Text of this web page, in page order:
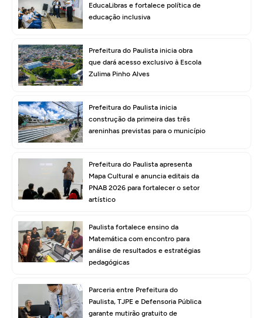
EducaLibras e fortalece política de
educação inclusiva
Prefeitura do Paulista inicia obra
que dará acesso exclusivo à Escola
Zulima Pinho Alves
Prefeitura do Paulista inicia
construção da primeira das três
areninhas previstas para o município
Prefeitura do Paulista apresenta
Mapa Cultural e anuncia editais da
PNAB 2026 para fortalecer o setor
artístico
Paulista fortalece ensino da
Matemática com encontro para
análise de resultados e estratégias
pedagógicas
Parceria entre Prefeitura do
Paulista, TJPE e Defensoria Pública
garante mutirão gratuito de